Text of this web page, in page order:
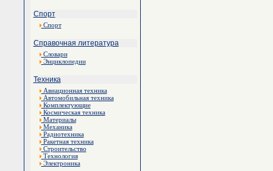
Спорт
Спорт
Справочная литература
Словари
Энциклопедии
Техника
Авиационная техника
Автомобильная техника
Комплектующие
Космическая техника
Материалы
Механика
Радиотехника
Ракетная техника
Строительство
Технология
Электроника